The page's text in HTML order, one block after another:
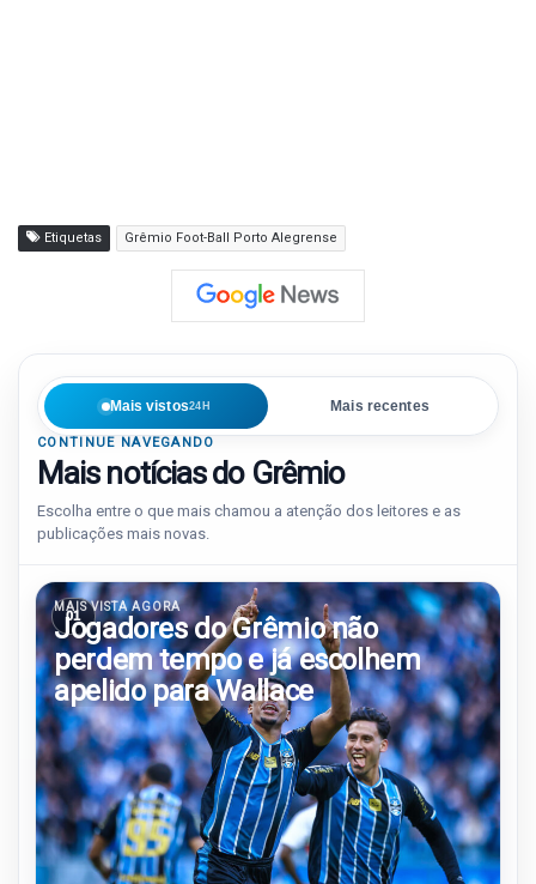
Etiquetas Grêmio Foot-Ball Porto Alegrense
Mais vistos24H Mais recentes
CONTINUE NAVEGANDO
Mais notícias do Grêmio
Escolha entre o que mais chamou a atenção dos leitores e as
publicações mais novas.
01
MAIS VISTA AGORA
Jogadores do Grêmio não
perdem tempo e já escolhem
apelido para Wallace